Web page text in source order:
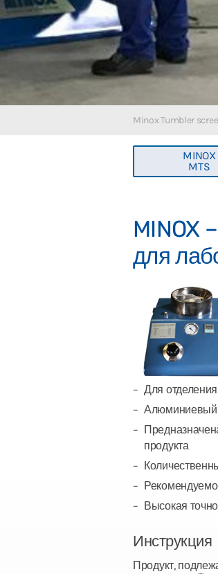
Minox Tumbler
MINOX
MTS
MINOX
для
Для
Алюминиевый
продукта
Высокая
Инструкция
Продукт,